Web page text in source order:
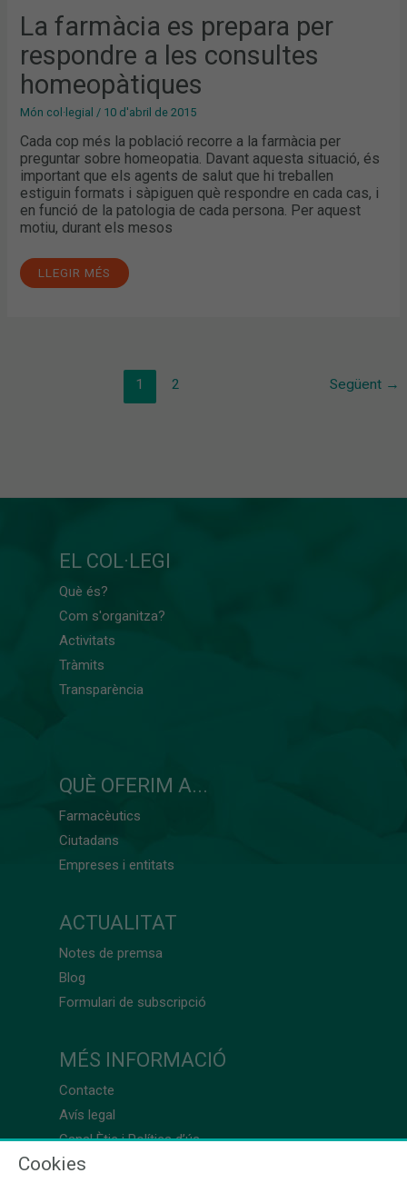
La farmàcia es prepara per
respondre a les consultes
homeopàtiques
Món col·legial / 10 d'abril de 2015
Cada cop més la població recorre a la farmàcia per
preguntar sobre homeopatia. Davant aquesta situació, és
important que els agents de salut que hi treballen
estiguin formats i sàpiguen què respondre en cada cas, i
en funció de la patologia de cada persona. Per aquest
motiu, durant els mesos
CONSULTES
HOMEOPÀTIQUES
LLEGIR MÉS
1 2 Següent →
EL COL·LEGI
Què és?
Com s'organitza?
Activitats
Tràmits
Transparència
QUÈ OFERIM A...
Farmacèutics
Ciutadans
Empreses i entitats
ACTUALITAT
Notes de premsa
Blog
Formulari de subscripció
MÉS INFORMACIÓ
Contacte
Avís legal
Canal Ètic i Política d’ús
Cookies